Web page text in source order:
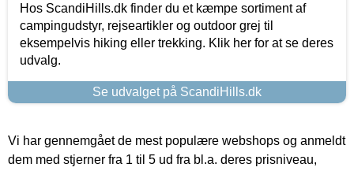
Hos ScandiHills.dk finder du et kæmpe sortiment af
campingudstyr, rejseartikler og outdoor grej til
eksempelvis hiking eller trekking. Klik her for at se deres
udvalg.
Se udvalget på ScandiHills.dk
Vi har gennemgået de mest populære webshops og anmeldt
dem med stjerner fra 1 til 5 ud fra bl.a. deres prisniveau,